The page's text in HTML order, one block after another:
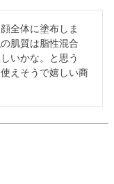
全体に塗布しま
肌質は脂性混合
いかな。と思う
えそうで嬉しい商